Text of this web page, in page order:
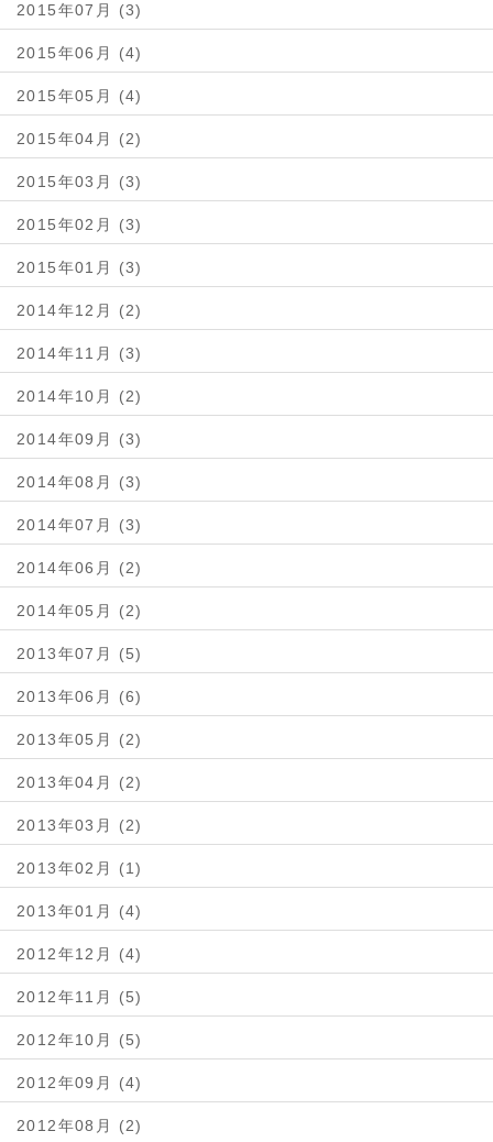
2015年07月 (3)
2015年06月 (4)
2015年05月 (4)
2015年04月 (2)
2015年03月 (3)
2015年02月 (3)
2015年01月 (3)
2014年12月 (2)
2014年11月 (3)
2014年10月 (2)
2014年09月 (3)
2014年08月 (3)
2014年07月 (3)
2014年06月 (2)
2014年05月 (2)
2013年07月 (5)
2013年06月 (6)
2013年05月 (2)
2013年04月 (2)
2013年03月 (2)
2013年02月 (1)
2013年01月 (4)
2012年12月 (4)
2012年11月 (5)
2012年10月 (5)
2012年09月 (4)
2012年08月 (2)